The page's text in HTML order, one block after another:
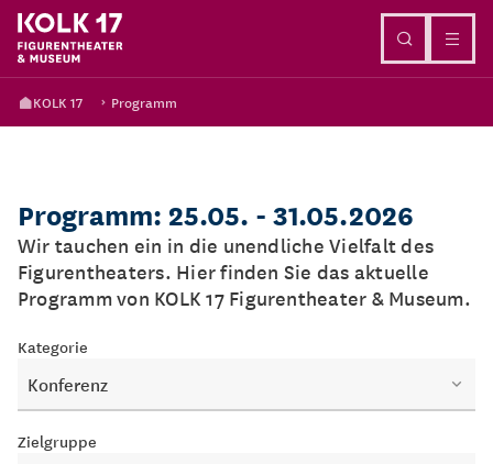
KOLK 17 Programm
Programm: 25.05. - 31.05.2026
Wir tauchen ein in die unendliche Vielfalt des
Figurentheaters. Hier finden Sie das aktuelle
Programm von KOLK 17 Figurentheater & Museum.
Kategorie
Konferenz
Zielgruppe